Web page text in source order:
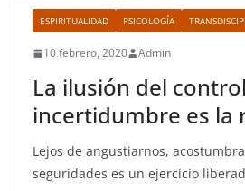
ESPIRITUALIDAD PSICOLOGÍA
10 febrero, 2020 Admin
La ilusión del
incertidumbre es la
Lejos de angustiarnos,
seguridades es un ejercicio